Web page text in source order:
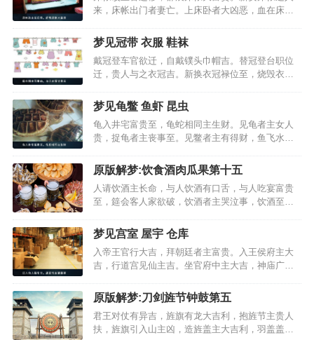
来，床帐出门者妻亡。上床卧者大凶恶，血在床妻
者主失官位，换席入吉出则凶。席草者主有力助，
毡褥铺陈万事稳。毁帘幔者妻有奸，新帘者主得好
妻。铺席合座得官位，…
梦见冠带 衣服 鞋袜
戴冠登车官欲迁，自戴镤头巾帽吉。替冠登台职位
迁，贵人与之衣冠吉。新换衣冠禄位至，烧毁衣冠
公服主得职，人与公服加官职。女着冠带主生子，
洗勿染服新官来。执勿见贵人大吉，勿破忧凶主不
祥。与人勿缓主官迁，…
梦见龟鳖 鱼虾 昆虫
龟入井宅富贵至，龟蛇相同主生财。见龟者主女人
贵，捉龟者主丧事至。见鳖者主有得财，鱼飞水上
鱼作食皆吉，抢鱼拾鱼主小疾。水中钓鱼大吉利，
林中鱼猪事无成。群鱼游水主有财，鲤鱼妻有孕大
吉。大鱼扬动主声名，…
原版解梦:饮食酒肉瓜果第十五
人请饮酒主长命，与人饮酒有口舌，与人吃宴富贵
至，筵会客人家欲破，饮酒者主哭泣事，饮酒至醉
吃酥酪主喜，与人吃乳尊亲至，与人吃蜜太吉利，
呕吐者病人主痊，食牛肉于堂上吉，食犬肉主有争
讼，食猪肉主疾病至；…
梦见宫室 屋宇 仓库
入帝王官行大吉，拜朝廷者主富贵。入王侯府主大
吉，行道宫见仙主吉。坐官府中主大吉，神庙广大
饮酒富贵至，家起高楼安稳事。上城为人所拽吉，
上城被执官职显。城郭广大财喜多，城中行凶出门
吉。连城青色有喜吉，…
原版解梦:刀剑旌节钟鼓第五
君王对仗有异吉，旌旗有龙大吉利，抱旌节主贵人
扶，旌旗引入山主凶，造旌盖主大吉利，羽盖盖身